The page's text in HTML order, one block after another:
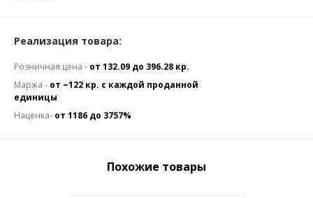
Реализация товара:
Розничная цена - от 132.09 до 396.28 кр.
Маржа - от ~122 кр. с каждой проданной
единицы
Наценка- от 1186 до 3757%
Похожие товары